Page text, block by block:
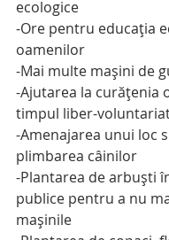
ecologice
-Ore pentru educaţia
oamenilor
-Mai multe maşini de
-Ajutarea la curăţenia
timpul liber-
-Amenajarea unui loc
plimbarea câinilor
-Plantarea de arbuşti
publice pentru a nu
maşinile